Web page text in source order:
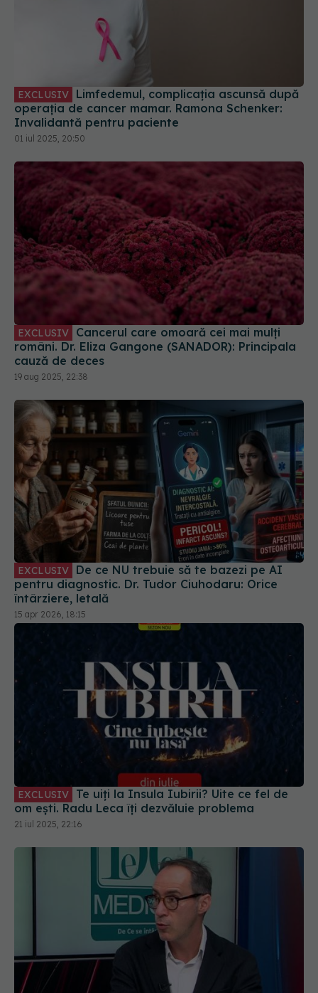
operația de cancer mamar. Ramona Schenker:
Invalidantă pentru paciente
EXCLUSIV Cancerul care omoară cei mai mulți
români. Dr. Eliza Gangone (SANADOR): Principala
cauză de deces
EXCLUSIV De ce NU trebuie să te bazezi pe AI
pentru diagnostic. Dr. Tudor Ciuhodaru: Orice
întârziere, letală
15 apr 2026, 18:15
om ești. Radu Leca îți dezvăluie problema
EXCLUSIV Monturile și traumatismele gleznei. Dr.
Codrin Huszar (SANADOR) explică
14 oct 2025, 08:50